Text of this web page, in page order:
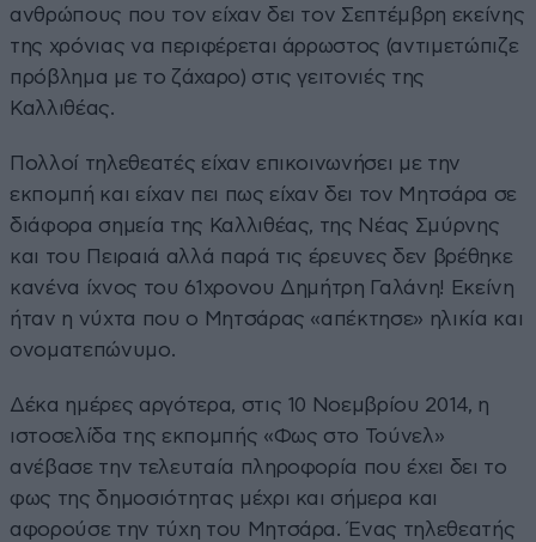
ανθρώπους που τον είχαν δει τον Σεπτέμβρη εκείνης
της χρόνιας να περιφέρεται άρρωστος (αντιμετώπιζε
πρόβλημα με το ζάχαρο) στις γειτονιές της
Καλλιθέας.
Πολλοί τηλεθεατές είχαν επικοινωνήσει με την
εκπομπή και είχαν πει πως είχαν δει τον Μητσάρα σε
διάφορα σημεία της Καλλιθέας, της Νέας Σμύρνης
και του Πειραιά αλλά παρά τις έρευνες δεν βρέθηκε
κανένα ίχνος του 61χρονου Δημήτρη Γαλάνη! Εκείνη
ήταν η νύχτα που ο Μητσάρας «απέκτησε» ηλικία και
ονοματεπώνυμο.
Δέκα ημέρες αργότερα, στις 10 Νοεμβρίου 2014, η
ιστοσελίδα της εκπομπής «Φως στο Τούνελ»
ανέβασε την τελευταία πληροφορία που έχει δει το
φως της δημοσιότητας μέχρι και σήμερα και
αφορούσε την τύχη του Μητσάρα. Ένας τηλεθεατής